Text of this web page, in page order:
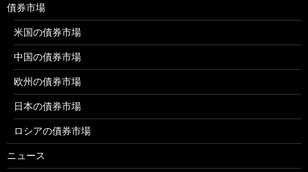
債券市場
米国の債券市場
中国の債券市場
欧州の債券市場
日本の債券市場
ロシアの債券市場
ニュース